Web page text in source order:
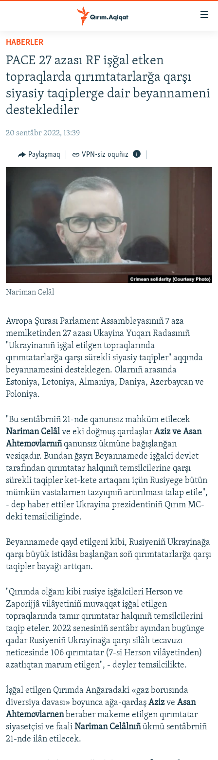
Esas
qaytmaq
Baş
navigatsiyağa
qaytmaq
Qıdıruvğa
İQTİSADİYAT
CEMİYET
İNSAN AQLARI
VİDEO
Русский
RFE/RS bütün saytları
HABERLER
PACE 27 azası RF işğal etken
topraqlarda qırımtatarlarğa qarşı
siyasiy taqiplerge dair beyannameni
desteklediler
20 sentâbr 2022, 13:39
Paylaşmaq VPN-siz oquñız
Nariman Celâl
Avropa Şurası Parlament Assambleyasınıñ 7 aza
memlketinden 27 azası Ukayina Yuqarı Radasınıñ
"Ukrayinanıñ işğal etilgen topraqlarında
qırımtatarlarğa qarşı sürekli siyasiy taqipler" aqqında
beyannamesini desteklegen. Olarnıñ arasında
Estoniya, Letoniya, Almaniya, Daniya, Azerbaycan ve
Poloniya.
"Bu sentâbrniñ 21-nde qanunsız mahküm etilecek
Nariman Celâlve eki doğmuş qardaşlar Aziz ve Asan
Ahtemovlarnıñqanunsız ükmüne bağışlanğan
vesiqadır. Bundan ğayrı Beyannamede işğalci devlet
tarafından qırımtatar halqınıñ temsilcilerine qarşı
sürekli taqipler ket-kete artaqanı içün Rusiyege bütün
mümkün vastalarnen tazyıqnıñ artırılması talap etile",
- dep haber ettiler Ukrayina prezidentiniñ Qırım MC-
deki temsilciliginde.
Beyannamede qayd etilgeni kibi, Rusiyeniñ Ukrayinağa
qarşı büyük istidâsı başlanğan soñ qırımtatarlarğa qarşı
taqipler bayağı arttqan.
"Qırımda olğanı kibi rusiye işğalcileri Herson ve
Zaporijjâ vilâyetiniñ muvaqqat işğal etilgen
topraqlarında tamır qırımtatar halqınıñ temsilcilerini
taqip eteler. 2022 senesiniñ sentâbr ayından bugünge
qadar Rusiyeniñ Ukrayinağa qarşı silâlı tecavuzı
neticesinde 106 qırımtatar (7-si Herson vilâyetinden)
azatlıqtan marum etilgen", - deyler temsilcilikte.
İşğal etilgen Qırımda Anğaradaki «gaz borusında
diversiya davası» boyunca ağa-qardaş Azizve Asan
Ahtemovlarnenberaber makeme etilgen qırımtatar
siyasetçisi ve faali Nariman Celâlnıñükmü sentâbrniñ
21-nde ilân etilecek.